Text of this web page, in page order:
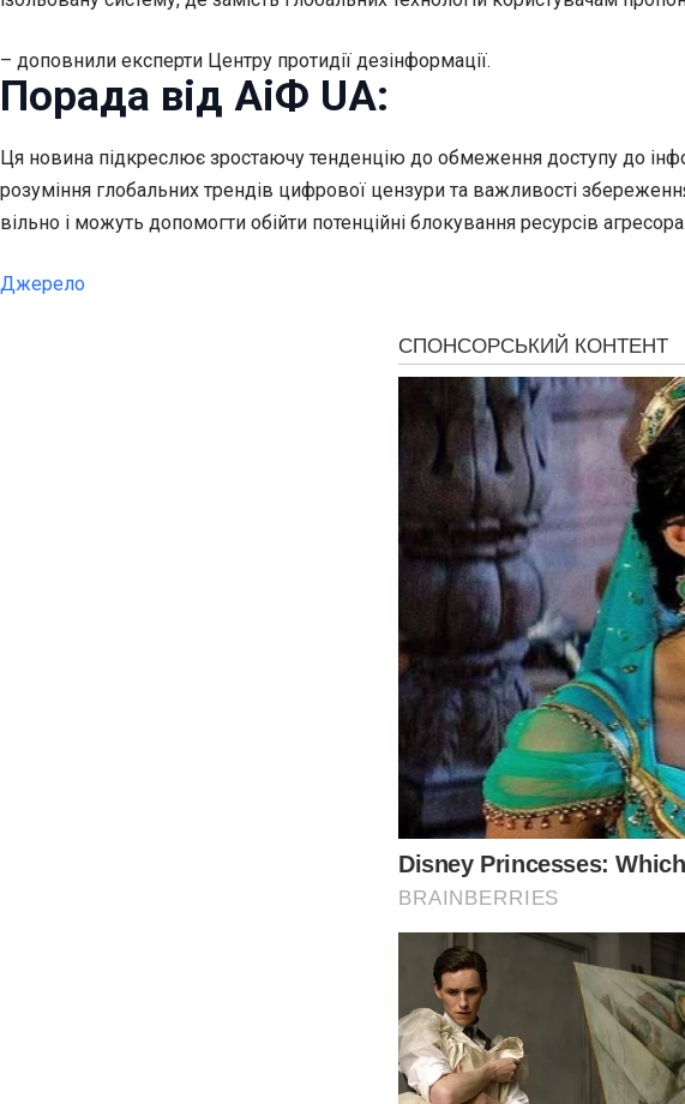
– доповнили експерти Центру протидії дезінформації.
Порада від АіФ UA:
Ця новина підкреслює зростаючу тенденцію до обмеження доступу до
розуміння глобальних трендів цифрової цензури та важливості
вільно і можуть допомогти обійти потенційні блокування ресурсів агресора.
Джерело